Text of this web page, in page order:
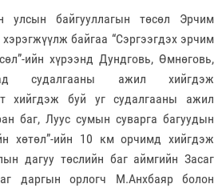
улсын байгууллагын төсөл Эрчим
байгаа “Сэргээгдэх эрчим
ийн хүрээнд Дундговь, Өмнөговь,
судалгааны ажил хийгдэж
хийгдэж буй уг судалгааны ажил
баг, Луус сумын суварга багуудын
хөтөл”-ийн 10 км орчимд хийгдэж
дагуу төслийн баг аймгийн Засаг
даргын орлогч М.Анхбаяр болон